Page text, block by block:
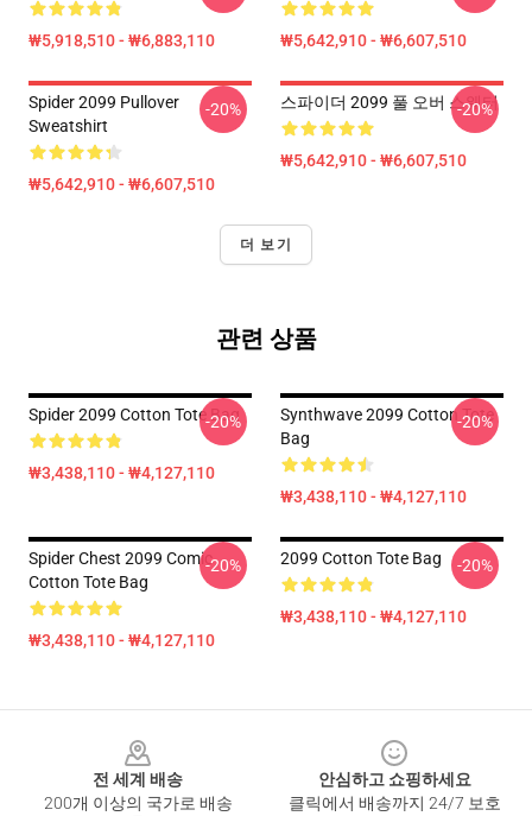
₩5,918,510 - ₩6,883,110 ₩5,642,910 - ₩6,607,510
Spider 2099 Pullover
Sweatshirt
₩5,642,910 - ₩6,607,510
-20% 스파이더 2099 풀 오버 스웨터
₩5,642,910 - ₩6,607,510
-20%
더 보기
관련 상품
Spider 2099 Cotton Tote Bag
₩3,438,110 - ₩4,127,110
-20%
Synthwave 2099 Cotton Tote
Bag
₩3,438,110 - ₩4,127,110
-20%
Spider Chest 2099 Comic
Cotton Tote Bag
₩3,438,110 - ₩4,127,110
-20% 2099 Cotton Tote Bag
₩3,438,110 - ₩4,127,110
-20%
전 세계 배송
200개 이상의 국가로 배송
안심하고 쇼핑하세요
클릭에서 배송까지 24/7 보호